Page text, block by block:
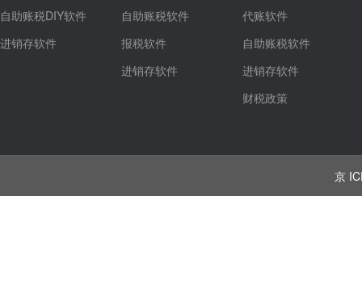
自助账税DIY软件
进销存软件
自助账税软件
报税软件
进销存软件
代账软件
自助账税软件
进销存软件
财税政策
京